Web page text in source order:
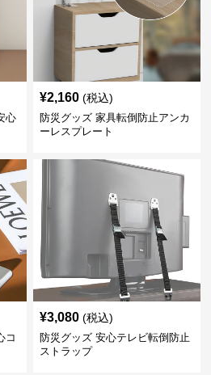
心
¥2,160 (税込)
防災グッズ 家具転倒防止アンカ
ーレスプレート
コ
¥3,080 (税込)
防災グッズ 安心テレビ転倒防止
ストラップ